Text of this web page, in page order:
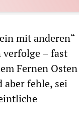
mit anderen“
– fast
Fernen Osten
aber fehle, sei